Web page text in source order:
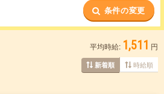
条件の変更
平均時給: 1,511 円
新着順 時給順